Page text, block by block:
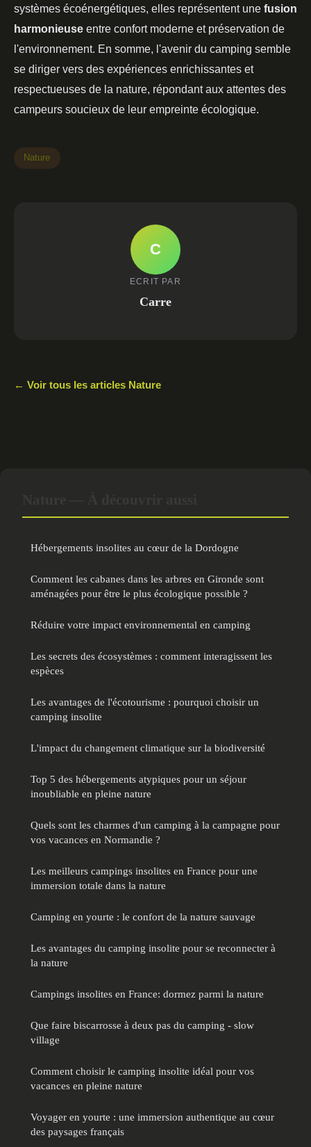
systèmes écoénergétiques, elles représentent une fusion
harmonieuse entre confort moderne et préservation de
l'environnement. En somme, l'avenir du camping semble
se diriger vers des expériences enrichissantes et
respectueuses de la nature, répondant aux attentes des
campeurs soucieux de leur empreinte écologique.
Nature
C
ECRIT PAR
Carre
← Voir tous les articles Nature
Hébergements insolites au cœur de la Dordogne
Comment les cabanes dans les arbres en Gironde sont
aménagées pour être le plus écologique possible ?
Réduire votre impact environnemental en camping
Les secrets des écosystèmes : comment interagissent les
espèces
Les avantages de l'écotourisme : pourquoi choisir un
camping insolite
L'impact du changement climatique sur la biodiversité
Top 5 des hébergements atypiques pour un séjour
inoubliable en pleine nature
Quels sont les charmes d'un camping à la campagne pour
vos vacances en Normandie ?
Les meilleurs campings insolites en France pour une
immersion totale dans la nature
Camping en yourte : le confort de la nature sauvage
Les avantages du camping insolite pour se reconnecter à
la nature
Campings insolites en France: dormez parmi la nature
Que faire biscarrosse à deux pas du camping - slow
village
Comment choisir le camping insolite idéal pour vos
vacances en pleine nature
Voyager en yourte : une immersion authentique au cœur
des paysages français